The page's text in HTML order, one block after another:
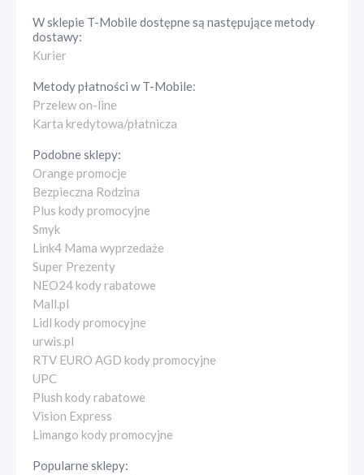
W sklepie T-Mobiledostępne są następujące metody
dostawy:
Kurier
Metody płatności wT-Mobile:
Przelew on-line
Karta kredytowa/płatnicza
Podobne sklepy:
Orange promocje
Bezpieczna Rodzina
Plus kody promocyjne
Smyk
Link4 Mama wyprzedaże
Super Prezenty
NEO24 kody rabatowe
Mall.pl
Lidl kody promocyjne
urwis.pl
RTV EURO AGD kody promocyjne
UPC
Plush kody rabatowe
Vision Express
Limango kody promocyjne
Popularne sklepy: